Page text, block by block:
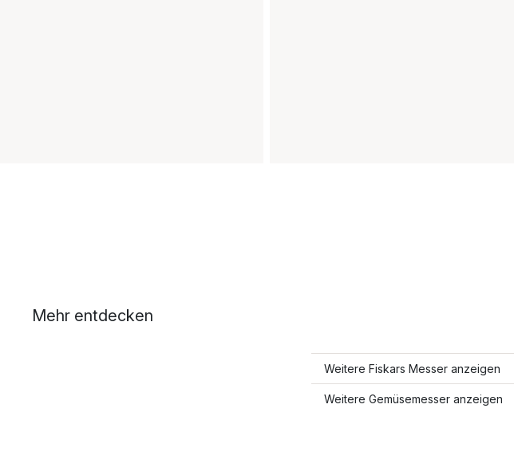
Mehr entdecken
Weitere Fiskars Messer anzeigen
Weitere Gemüsemesser anzeigen